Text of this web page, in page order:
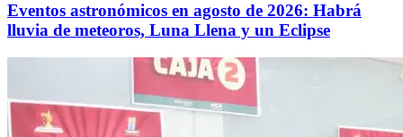
Eventos astronómicos en agosto de 2026: Habrá
lluvia de meteoros, Luna Llena y un Eclipse